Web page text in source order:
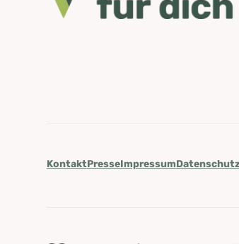
KontaktPresseImpressum